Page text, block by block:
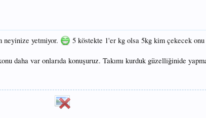
neyinize yetmiyor. 5 köstekte 1'er kg olsa 5kg kim çekecek onu
daha var onlarıda konuşuruz. Takımı kurduk güzelliğinide